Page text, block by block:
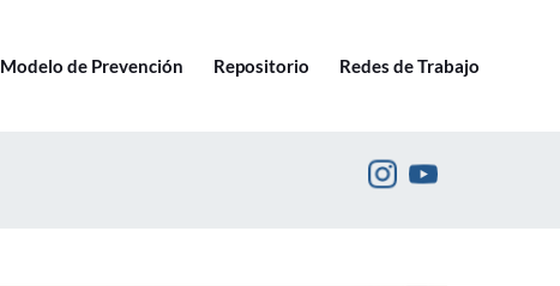
Modelo de Prevención Repositorio Redes de Trabajo